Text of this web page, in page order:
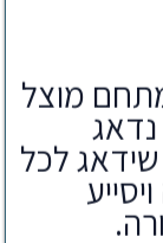
מוצל
לכל